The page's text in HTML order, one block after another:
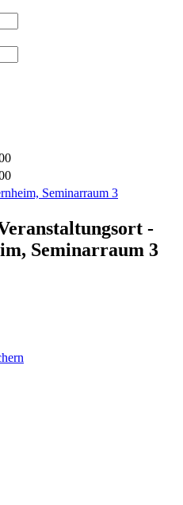
Seminarraum 3
-
Seminarraum 3